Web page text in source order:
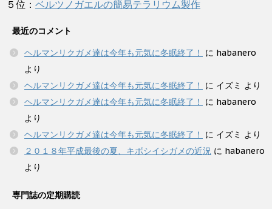
５位： ベルツノガエルの簡易テラリウム製作
最近のコメント
ヘルマンリクガメ達は今年も元気に冬眠終了！
に habanero
より
ヘルマンリクガメ達は今年も元気に冬眠終了！
に イズミ より
ヘルマンリクガメ達は今年も元気に冬眠終了！
に habanero
より
ヘルマンリクガメ達は今年も元気に冬眠終了！
に イズミ より
２０１８年平成最後の夏、キボシイシガメの近況 に habanero
より
専門誌の定期購読